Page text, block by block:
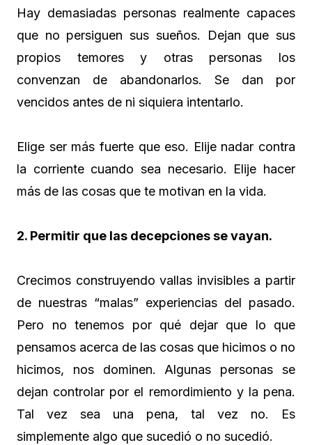
Hay demasiadas personas realmente capaces
que no persiguen sus sueños. Dejan que sus
propios temores y otras personas los
convenzan de abandonarlos. Se dan por
vencidos antes de ni siquiera intentarlo.
Elige ser más fuerte que eso. Elije nadar contra
la corriente cuando sea necesario. Elije hacer
más de las cosas que te motivan en la vida.
2. Permitir que las decepciones se vayan.
Crecimos construyendo vallas invisibles a partir
de nuestras “malas” experiencias del pasado.
Pero no tenemos por qué dejar que lo que
pensamos acerca de las cosas que hicimos o no
hicimos, nos dominen. Algunas personas se
dejan controlar por el remordimiento y la pena.
Tal vez sea una pena, tal vez no. Es
simplemente algo que sucedió o no sucedió.